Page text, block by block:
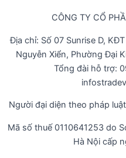
CÔNG TY CỔ
Địa chỉ: Số 07 Sunrise D,
Nguyễn Xiển, Phường Đại
Tổng đài hỗ trợ:
Người đại diện theo pháp
Mã số thuế 0110641253 do
Hà Nội cấp